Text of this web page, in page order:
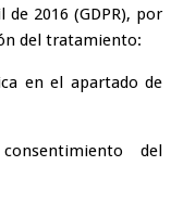
de 2016 (GDPR), por
del tratamiento:
en el apartado de
del